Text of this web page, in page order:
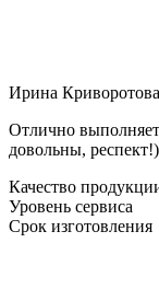
Ирина Криворотова
Отлично
довольны, респект!)
Качество
Уровень сервиса
Срок изготовления